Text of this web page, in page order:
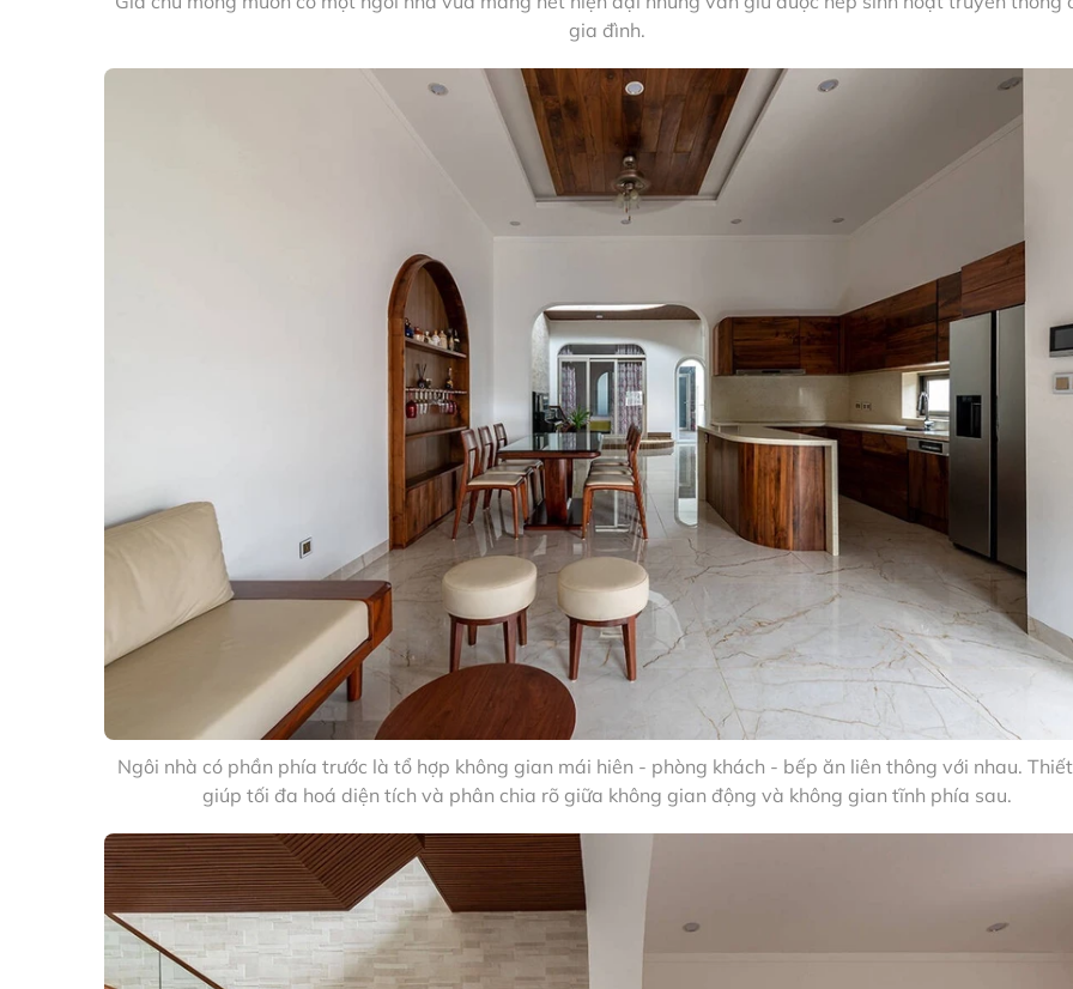
gia đình.
Ngôi nhà có phần phía trước là tổ hợp không gian mái hiên - phòng khách - bếp ăn liên thông với nhau.
giúp tối đa hoá diện tích và phân chia rõ giữa không gian động và không gian tĩnh phía sau.